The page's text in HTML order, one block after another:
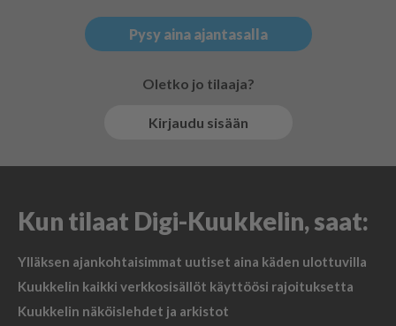
Pysy aina ajantasalla
Oletko jo tilaaja?
Kirjaudu sisään
Kun tilaat Digi-Kuukkelin, saat:
Ylläksen ajankohtaisimmat uutiset aina käden ulottuvilla
Kuukkelin kaikki verkkosisällöt käyttöösi rajoituksetta
Kuukkelin näköislehdet ja arkistot